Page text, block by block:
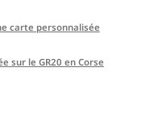
carte personnalisée
sur le GR20 en Corse